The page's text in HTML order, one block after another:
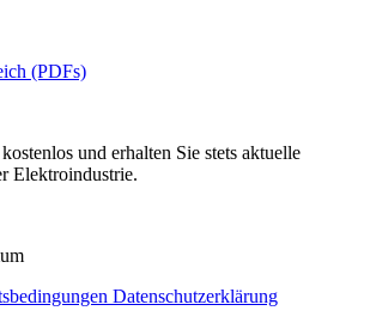
(PDFs)
und erhalten Sie stets aktuelle
Elektroindustrie.
Datenschutzerklärung